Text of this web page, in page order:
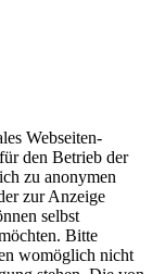
Webseiten-
den Betrieb der
zu anonymen
zur Anzeige
selbst
Bitte
womöglich nicht